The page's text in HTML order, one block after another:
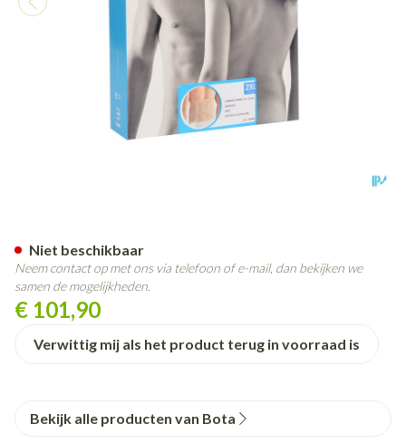
€ 101,90
Verwittig mij als het product terug in voorraad is
Niet beschikbaar
Neem contact op met ons via telefoon of e-mail, dan bekijken we
samen de mogelijkheden.
Bekijk alle producten van Bota